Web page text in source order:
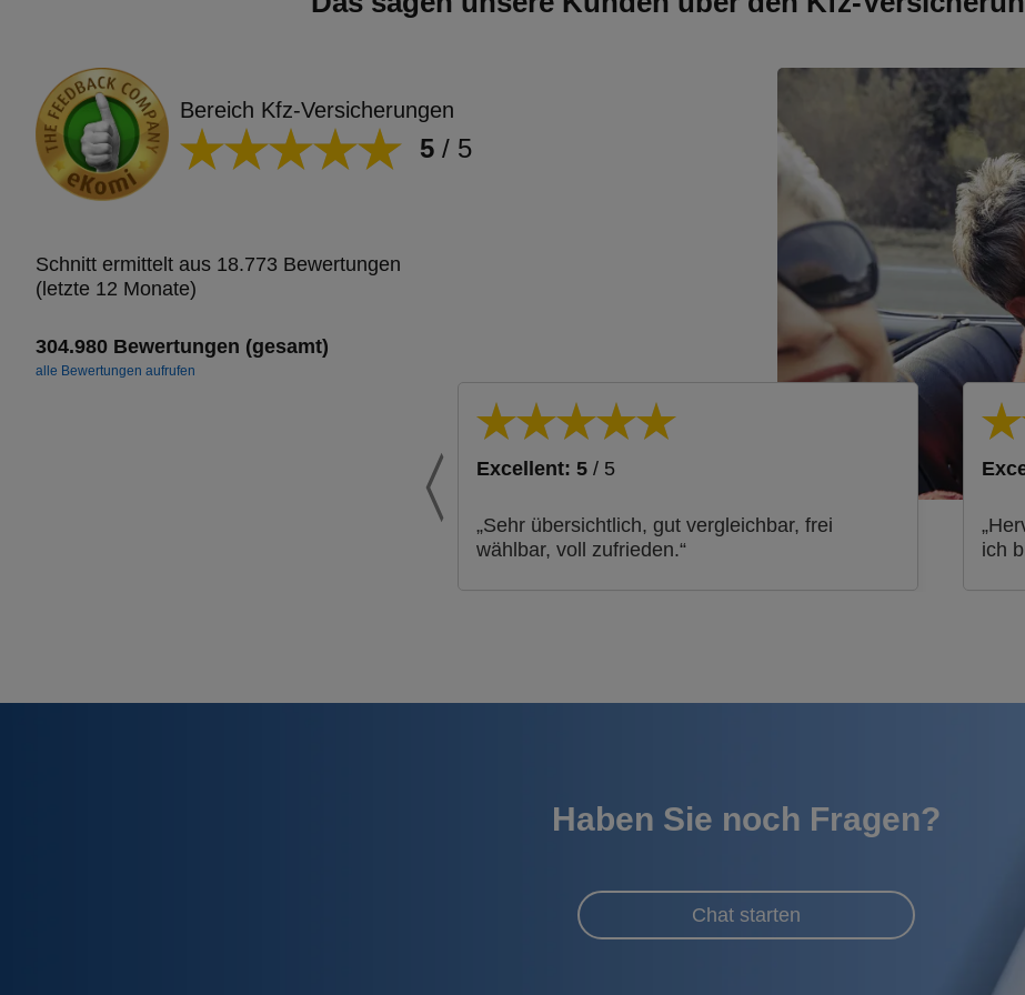
Bereich Kfz-Versicherungen
5 / 5
Schnitt ermittelt aus 18.773 Bewertungen
(letzte 12 Monate)
304.980 Bewertungen (gesamt)
alle Bewertungen aufrufen
Excellent: 5 / 5
„Sehr übersichtlich, gut vergleichbar, frei
wählbar, voll zufrieden.“
ich
Haben Sie noch Fragen?
Chat starten